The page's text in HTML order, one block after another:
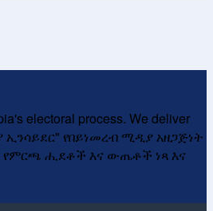
electoral process. We deliver
ኢንሳይደር" የበይነመረብ ሚዲያ አዘጋጅነት
የምርጫ ሒደቶች እና ውጤቶች ነጻ እና